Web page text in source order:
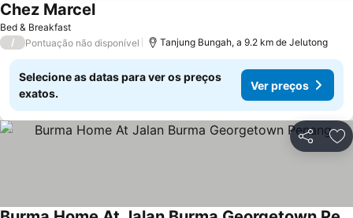
Bed & Breakfast
Chez MarcelVer preços
/ Pontuação não disponível Tanjung Bungah, a 9.2 km de Jelutong
Selecione as datas para ver os preços
exatos.
Ver preços
Partilhar